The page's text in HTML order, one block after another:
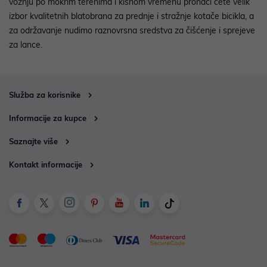
izbor kvalitetnih blatobrana za prednje i stražnje kotače bicikla, a
za održavanje nudimo raznovrsna sredstva za čišćenje i sprejeve
za lance.
Služba za korisnike
Informacije za kupce
Saznajte više
Kontakt informacije